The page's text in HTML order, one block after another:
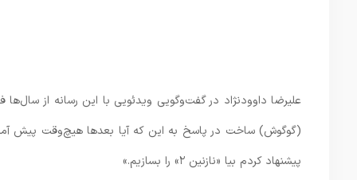
علیرضا داوودنژاد در گفت‌وگویی ویدئویی با این رسانه از
(گوگوش) ساخت در پاسخ به این که آیا بعدها هیچ‌وقت پیش آمد
پیشنهاد کردم بیا «نازنین ۲» را بسازیم.»